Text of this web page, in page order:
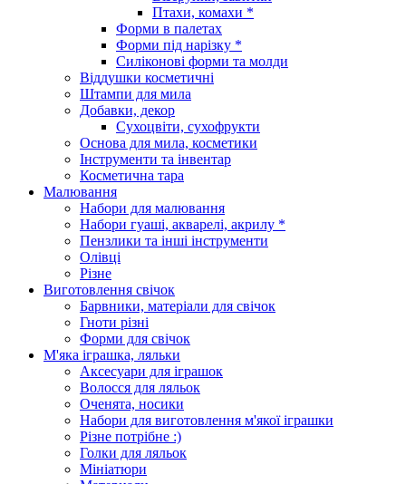
Птахи, комахи *
Форми в палетах
Форми під нарізку *
Силіконові форми та молди
Віддушки косметичні
Штампи для мила
Добавки, декор
Сухоцвіти, сухофрукти
Основа для мила, косметики
Інструменти та інвентар
Косметична тара
Малювання
Набори для малювання
Набори гуаші, акварелі, акрилу *
Пензлики та інші інструменти
Олівці
Різне
Виготовлення свічок
Барвники, матеріали для свічок
Гноти різні
Форми для свічок
М'яка іграшка, ляльки
Аксесуари для іграшок
Волосся для ляльок
Оченята, носики
Набори для виготовлення м'якої іграшки
Різне потрібне :)
Голки для ляльок
Мініатюри